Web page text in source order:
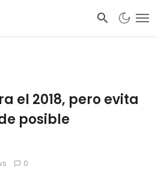
el 2018, pero evita
posible
0